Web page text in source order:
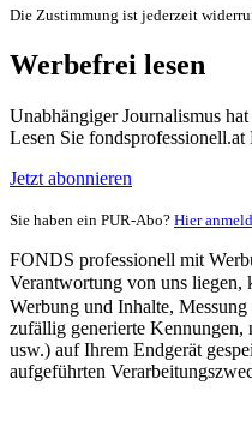
Die Zustimmung ist jederzeit
Werbefrei lesen
Unabhängiger Journalismus hat
Lesen Sie
Jetzt abonnieren
Sie haben ein PUR-Abo? Hier
FONDS professionell mit
Verantwortung von uns liegen,
Werbung und Inhalte,
zufällig generierte Kennungen,
usw.) auf Ihrem Endgerät
aufgeführten